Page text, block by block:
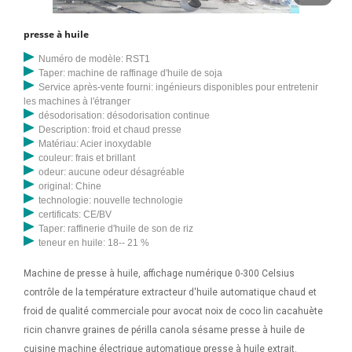
presse à huile
Numéro de modèle: RST1
Taper: machine de raffinage d'huile de soja
Service après-vente fourni: ingénieurs disponibles pour entretenir
les machines à l'étranger
désodorisation: désodorisation continue
Description: froid et chaud presse
Matériau: Acier inoxydable
couleur: frais et brillant
odeur: aucune odeur désagréable
original: Chine
technologie: nouvelle technologie
certificats: CE/BV
Taper: raffinerie d'huile de son de riz
teneur en huile: 18-- 21 %
Machine de presse à huile, affichage numérique 0-300 Celsius
contrôle de la température extracteur d'huile automatique chaud et
froid de qualité commerciale pour avocat noix de coco lin cacahuète
ricin chanvre graines de périlla canola sésame presse à huile de
cuisine machine électrique automatique presse à huile extrait.